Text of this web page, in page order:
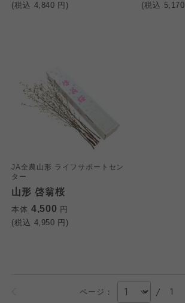
(税込 4,840 円)
(税込 5,170
JA全農山形 ライフサポートセン
ター
山形 啓翁桜
本体 4,500 円
(税込 4,950 円)
ページ： / 1
大阪いずみ市民生協
大阪いずみ市民生協